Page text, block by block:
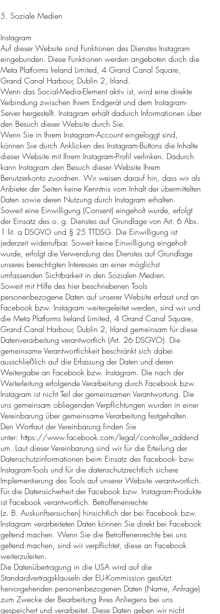
5. Soziale Medien
Instagram
Auf dieser Website sind Funktionen des Dienstes Instagram
eingebunden. Diese Funktionen werden angeboten durch die
Meta Platforms Ireland Limited, 4 Grand Canal Square,
Grand Canal Harbour, Dublin 2, Irland.
Wenn das Social-Media-Element aktiv ist, wird eine direkte
Verbindung zwischen Ihrem Endgerät und dem Instagram-
Server hergestellt. Instagram erhält dadurch Informationen über
den Besuch dieser Website durch Sie.
Wenn Sie in Ihrem Instagram-Account eingeloggt sind,
können Sie durch Anklicken des Instagram-Buttons die Inhalte
dieser Website mit Ihrem Instagram-Profil verlinken. Dadurch
kann Instagram den Besuch dieser Website Ihrem
Benutzerkonto zuordnen. Wir weisen darauf hin, dass wir als
Anbieter der Seiten keine Kenntnis vom Inhalt der übermittelten
Daten sowie deren Nutzung durch Instagram erhalten.
Soweit eine Einwilligung (Consent) eingeholt wurde, erfolgt
der Einsatz des o. g. Dienstes auf Grundlage von Art. 6 Abs.
1 lit. a DSGVO und § 25 TTDSG. Die Einwilligung ist
jederzeit widerrufbar. Soweit keine Einwilligung eingeholt
wurde, erfolgt die Verwendung des Dienstes auf Grundlage
unseres berechtigten Interesses an einer möglichst
umfassenden Sichtbarkeit in den Sozialen Medien.
Soweit mit Hilfe des hier beschriebenen Tools
personenbezogene Daten auf unserer Website erfasst und an
Facebook bzw. Instagram weitergeleitet werden, sind wir und
die Meta Platforms Ireland Limited, 4 Grand Canal Square,
Grand Canal Harbour, Dublin 2, Irland gemeinsam für diese
Datenverarbeitung verantwortlich (Art. 26 DSGVO). Die
gemeinsame Verantwortlichkeit beschränkt sich dabei
ausschließlich auf die Erfassung der Daten und deren
Weitergabe an Facebook bzw. Instagram. Die nach der
Weiterleitung erfolgende Verarbeitung durch Facebook bzw.
Instagram ist nicht Teil der gemeinsamen Verantwortung. Die
uns gemeinsam obliegenden Verpflichtungen wurden in einer
Vereinbarung über gemeinsame Verarbeitung festgehalten.
Den Wortlaut der Vereinbarung finden Sie
unter: https://www.facebook.com/legal/controller_addend
um. Laut dieser Vereinbarung sind wir für die Erteilung der
Datenschutzinformationen beim Einsatz des Facebook- bzw.
Instagram-Tools und für die datenschutzrechtlich sichere
Implementierung des Tools auf unserer Website verantwortlich.
Für die Datensicherheit der Facebook bzw. Instagram-Produkte
ist Facebook verantwortlich. Betroffenenrechte
(z. B. Auskunftsersuchen) hinsichtlich der bei Facebook bzw.
Instagram verarbeiteten Daten können Sie direkt bei Facebook
geltend machen. Wenn Sie die Betroffenenrechte bei uns
geltend machen, sind wir verpflichtet, diese an Facebook
weiterzuleiten.
Die Datenübertragung in die USA wird auf die
Standardvertragsklauseln der EU-Kommission gestützt.
hervorgehenden personenbezogenen Daten (Name, Anfrage)
zum Zwecke der Bearbeitung Ihres Anliegens bei uns
gespeichert und verarbeitet. Diese Daten geben wir nicht